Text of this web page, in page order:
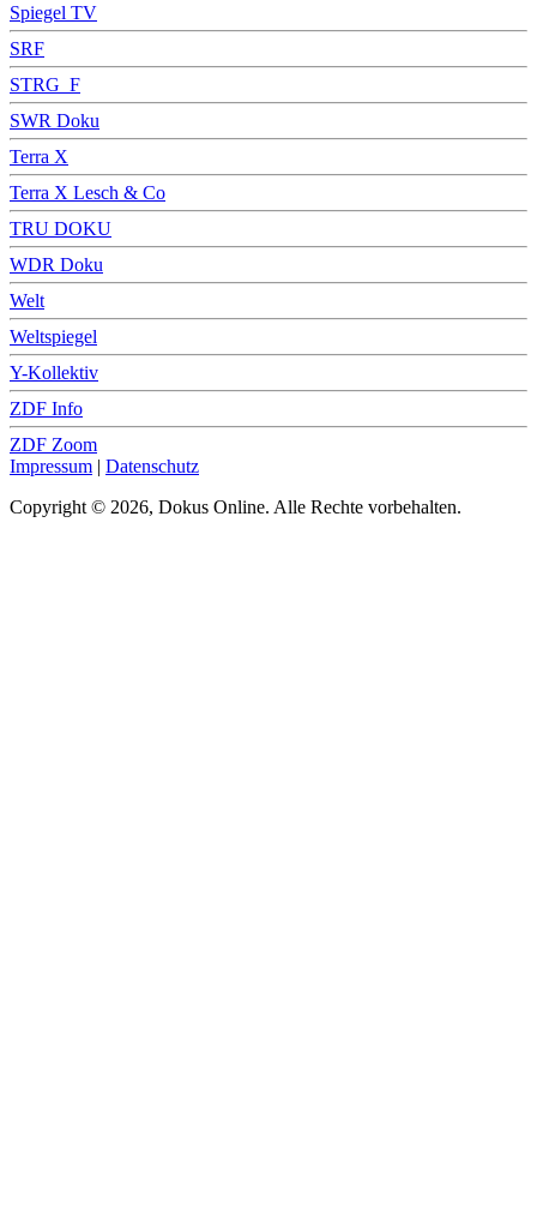
Spiegel TV
SRF
STRG_F
SWR Doku
Terra X
Terra X Lesch & Co
TRU DOKU
WDR Doku
Welt
Weltspiegel
Y-Kollektiv
ZDF Info
ZDF Zoom
Impressum | Datenschutz
Copyright © 2026, Dokus Online. Alle Rechte vorbehalten.